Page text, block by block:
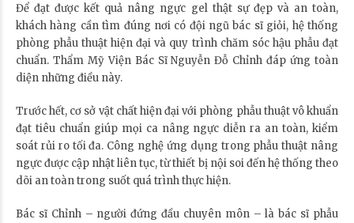
Để đạt được kết quả nâng ngực gel thật sự đẹp và an toàn,
khách hàng cần tìm đúng nơi có đội ngũ bác sĩ giỏi, hệ thống
phòng phẫu thuật hiện đại và quy trình chăm sóc hậu phẫu đạt
chuẩn. Thẩm Mỹ Viện Bác Sĩ Nguyễn Đỗ Chỉnh đáp ứng toàn
diện những điều này.
Trước hết, cơ sở vật chất hiện đại với phòng phẫu thuật vô khuẩn
đạt tiêu chuẩn giúp mọi ca nâng ngực diễn ra an toàn, kiểm
soát rủi ro tối đa. Công nghệ ứng dụng trong phẫu thuật nâng
ngực được cập nhật liên tục, từ thiết bị nội soi đến hệ thống theo
dõi an toàn trong suốt quá trình thực hiện.
Bác sĩ Chỉnh – người đứng đầu chuyên môn – là bác sĩ phẫu